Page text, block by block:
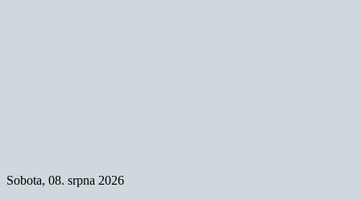
Sobota, 08. srpna 2026